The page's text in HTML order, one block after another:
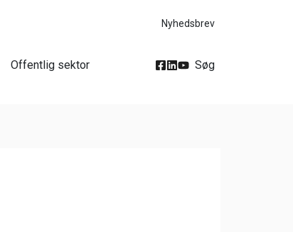
Nyhedsbrev
Offentlig sektor Søg